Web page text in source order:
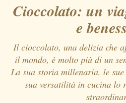
Cioccolato: un
e
Il cioccolato, una delizia che
il mondo, è molto più di un
La sua storia millenaria, le
sua versatilità in cucina lo